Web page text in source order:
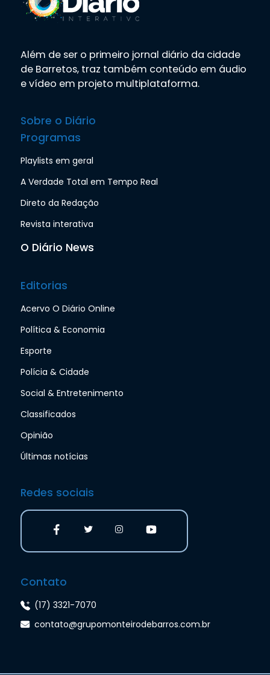
Além de ser o primeiro jornal diário da cidade
de Barretos, traz também conteúdo em áudio
e vídeo em projeto multiplataforma.
Sobre o Diário
Programas
Playlists em geral
A Verdade Total em Tempo Real
Direto da Redação
Revista interativa
O Diário News
Editorias
Acervo O Diário Online
Política & Economia
Esporte
Polícia & Cidade
Social & Entretenimento
Classificados
Opinião
Últimas notícias
Redes sociais
Contato
(17) 3321-7070
contato@grupomonteirodebarros.com.br